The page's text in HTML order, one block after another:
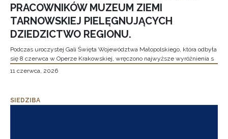
PRACOWNIKÓW MUZEUM ZIEMI
TARNOWSKIEJ PIELĘGNUJĄCYCH
DZIEDZICTWO REGIONU.
Podczas uroczystej Gali Święta Województwa Małopolskiego, która odbyła
się 8 czerwca w Operze Krakowskiej, wręczono najwyższe wyróżnienia s
11 czerwca, 2026
SIEDZIBA